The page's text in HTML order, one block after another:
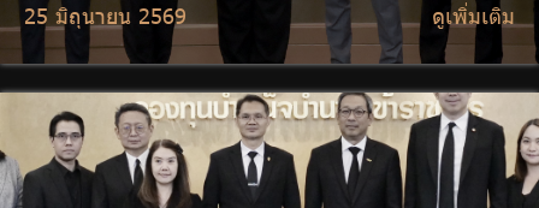
25 มิถุนายน 2569 ดูเพิ่มเติม